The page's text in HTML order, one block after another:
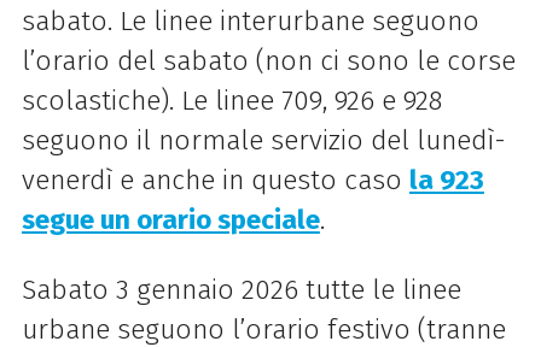
sabato. Le linee interurbane seguono
l’orario del sabato (non ci sono le corse
scolastiche). Le linee 709, 926 e 928
seguono il normale servizio del lunedì-
venerdì e anche in questo caso la 923
segue un orario speciale.
Sabato 3 gennaio 2026 tutte le linee
urbane seguono l’orario festivo (tranne